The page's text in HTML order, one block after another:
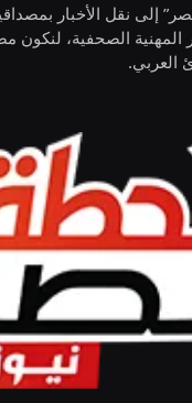
إلى نقل الأخبار
المهنية الصحفية، لنكون
العربي.